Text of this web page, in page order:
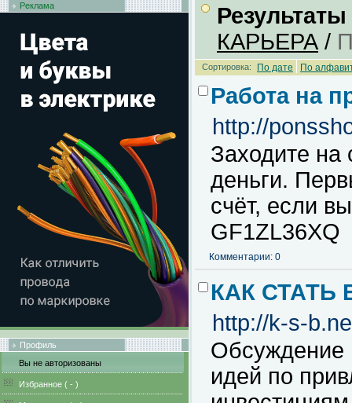
Реклама
Профиль
Вы не авторизованы
Избранное ( - )
КАРЬЕРА /
Сортировка: По дате По
Работа на
http://
Заходите на
деньги.
счёт, если
GF1ZL36XQ
Комментарии: 0
КАК СТАТЬ
http://k-s-
Обсуждение
идей по